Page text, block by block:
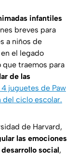
infantiles
breves para
a niños de
el legado
que traemos para
de las
juguetes de Paw
del ciclo escolar.
de Harvard,
las emociones
social,